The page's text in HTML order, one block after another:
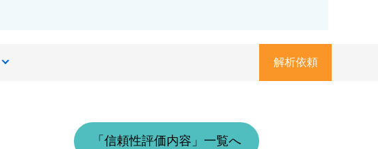
解析依頼
「信頼性評価内容」一覧へ